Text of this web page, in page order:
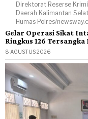
Direktorat Reserse
Daerah Kalimantan
Humas Polres/
Gelar Operasi Sikat
Ringkus 126 Tersangka
8 AGUSTUS 2026